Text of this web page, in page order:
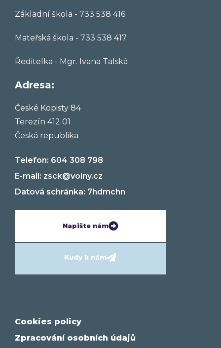
Základní škola - 733 538 416
Mateřská škola - 733 538 417
Ředitelka - Mgr. Ivana Talská
Adresa:
České Kopisty 84
Terezín 412 01
Česká republika
Telefon: 604 308 798
E-mail: zsck@volny.cz
Datová schránka: 7hdmchn
Napište nám
Kudy k nám
Cookies policy
Zpracování osobních údajů